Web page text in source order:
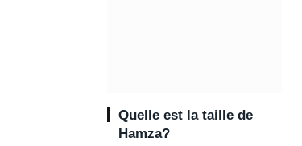
Quelle est la taille de
Hamza?